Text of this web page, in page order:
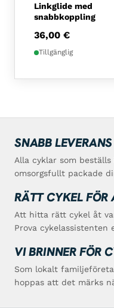
Linkglide med
snabbkoppling
36,00 €
Tillgänglig
SNABB
Alla cyklar som
omsorgsfullt packade
RÄTT CYKEL FÖR
Att hitta rätt cykel åt
Prova cykelassistenten
VI BRINNER FÖR
Som lokalt
hoppas att det märks